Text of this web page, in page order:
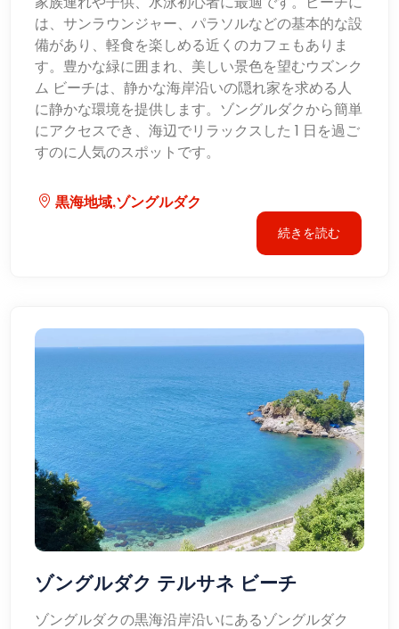
は、サンラウンジャー、パラソルなどの基本的な設
備があり、軽食を楽しめる近くのカフェもありま
す。豊かな緑に囲まれ、美しい景色を望むウズンク
ム ビーチは、静かな海岸沿いの隠れ家を求める人
に静かな環境を提供します。ゾングルダクから簡単
にアクセスでき、海辺でリラックスした 1 日を過ご
すのに人気のスポットです。
黒海地域,ゾングルダク
続きを読む
ゾングルダク テルサネ ビーチ
ゾングルダクの黒海沿岸沿いにあるゾングルダク